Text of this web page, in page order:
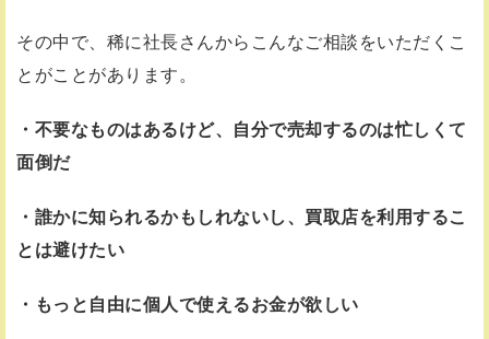
その中で、稀に社長さんからこんなご相談をいただくこ
とがことがあります。
・不要なものはあるけど、自分で売却するのは忙しくて
面倒だ
・誰かに知られるかもしれないし、買取店を利用するこ
とは避けたい
・もっと自由に個人で使えるお金が欲しい